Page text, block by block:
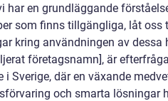
har en grundläggande
som finns tillgängliga, låt oss
kring användningen av
företagsnamn], är
i Sverige, där en växande
och smarta lösningar